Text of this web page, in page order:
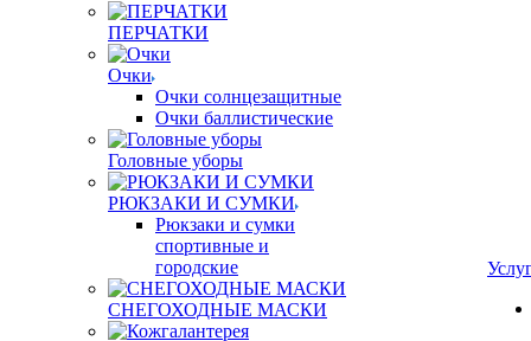
ПЕРЧАТКИ
Очки
Очки солнцезащитные
Очки баллистические
Головные уборы
РЮКЗАКИ И СУМКИ
Рюкзаки и сумки
спортивные и
городские
СНЕГОХОДНЫЕ МАСКИ